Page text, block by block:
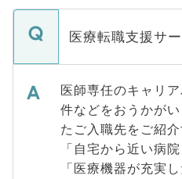
医療転職支援サ
医師専任のキャリ
件などをおうかが
たご入職先をご紹
「自宅から近い病
「医療機器が充実